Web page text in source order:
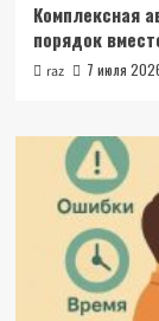
Комплексная
порядок
raz 7 июля